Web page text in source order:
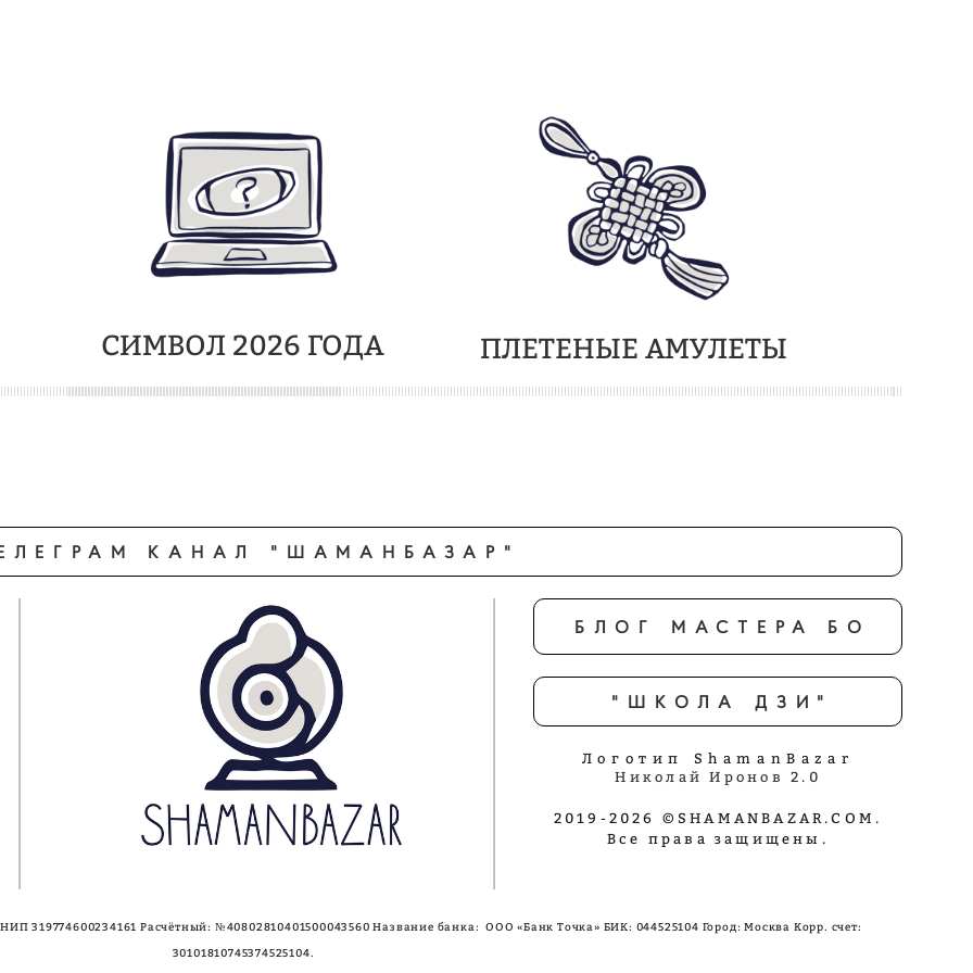
СИМВОЛ 2026 ГОДА ПЛЕТЕНЫЕ АМУЛЕТЫ
КАНАЛ "ШАМАНБАЗАР"
БЛОГ МАСТЕРА БО
"ШКОЛА ДЗИ"
Логотип ShamanBazar
Николай Иронов 2.0
2019-2026 ©SHAMANBAZAR.COM.
Все права защищены.
319774600234161 Расчётный: №40802810401500043560 Название банка: ООО «Банк Точка» БИК: 044525104 Город: Москва Корр. счет:
30101810745374525104.